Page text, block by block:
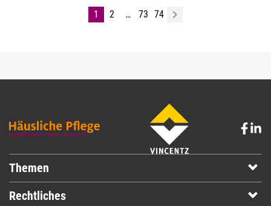
1 2 … 73 74
Themen
Rechtliches